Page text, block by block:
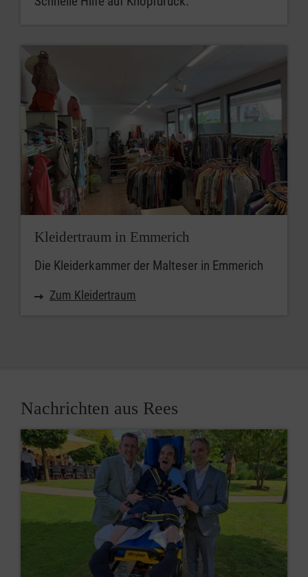
Kleidertraum in Emmerich
Die Kleiderkammer der Malteser in Emmerich
Zum Kleidertraum
Nachrichten aus Rees